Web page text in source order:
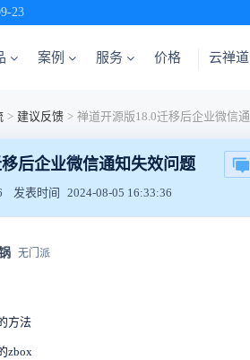
23
案例 服务 价格 云禅道
> 建议反馈 >
后企业微信通知失效问题
发表时间 2024-08-05 16:33:36
无门派
方法
zbox